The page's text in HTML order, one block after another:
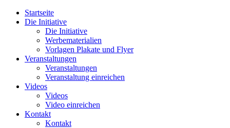
Startseite
Die Initiative
Die Initiative
Werbematerialien
Vorlagen Plakate und Flyer
Veranstaltungen
Veranstaltungen
Veranstaltung einreichen
Videos
Videos
Video einreichen
Kontakt
Kontakt